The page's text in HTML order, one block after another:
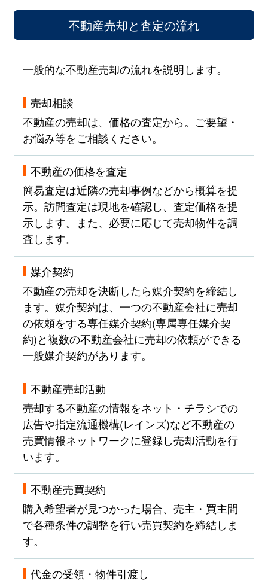
不動産売却と査定の流れ
一般的な不動産売却の流れを説明します。
売却相談
不動産の売却は、価格の査定から。ご要望・
お悩み等をご相談ください。
不動産の価格を査定
簡易査定は近隣の売却事例などから概算を提
示。訪問査定は現地を確認し、査定価格を提
示します。また、必要に応じて売却物件を調
査します。
媒介契約
不動産の売却を決断したら媒介契約を締結し
ます。媒介契約は、一つの不動産会社に売却
の依頼をする専任媒介契約(専属専任媒介契
約)と複数の不動産会社に売却の依頼ができる
一般媒介契約があります。
不動産売却活動
売却する不動産の情報をネット・チラシでの
広告や指定流通機構(レインズ)など不動産の
売買情報ネットワークに登録し売却活動を行
います。
不動産売買契約
購入希望者が見つかった場合、売主・買主間
で各種条件の調整を行い売買契約を締結しま
す。
代金の受領・物件引渡し